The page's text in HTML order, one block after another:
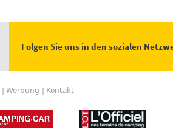
Folgen Sie uns in den sozialen
Werbung Kontakt